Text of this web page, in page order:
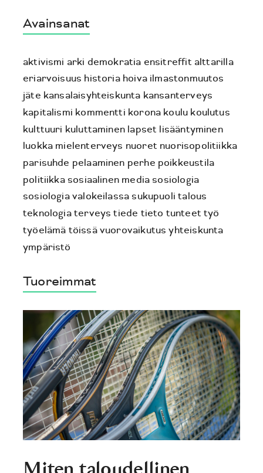
Avainsanat
aktivismi arki demokratia ensitreffit alttarilla
eriarvoisuus historia hoiva ilmastonmuutos
jäte kansalaisyhteiskunta kansanterveys
kapitalismi kommentti korona koulu koulutus
kulttuuri kuluttaminen lapset lisääntyminen
luokka mielenterveys nuoret nuorisopolitiikka
parisuhde pelaaminen perhe poikkeustila
politiikka sosiaalinen media sosiologia
sosiologia valokeilassa sukupuoli talous
teknologiaterveys tiede tieto tunteet työ
työelämä töissä vuorovaikutus yhteiskunta
ympäristö
Tuoreimmat